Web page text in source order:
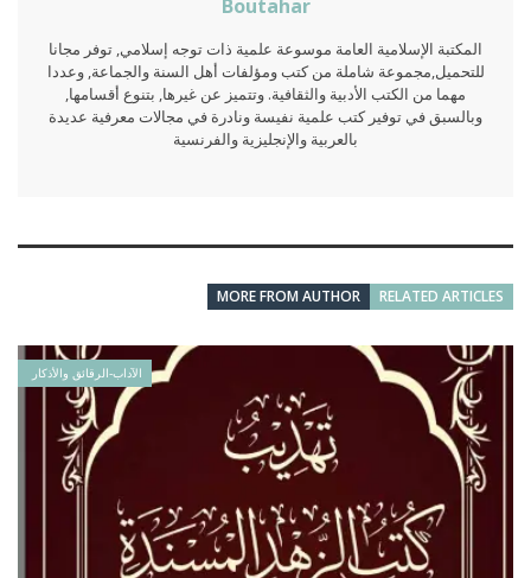
Boutahar
المكتبة الإسلامية العامة موسوعة علمية ذات توجه إسلامي, توفر مجانا
للتحميل,مجموعة شاملة من كتب ومؤلفات أهل السنة والجماعة, وعددا
مهما من الكتب الأدبية والثقافية. وتتميز عن غيرها, بتنوع أقسامها,
وبالسبق في توفير كتب علمية نفيسة ونادرة في مجالات معرفية عديدة
بالعربية والإنجليزية والفرنسية
RELATED ARTICLES
MORE FROM AUTHOR
الآداب-الرقائق والأذكار